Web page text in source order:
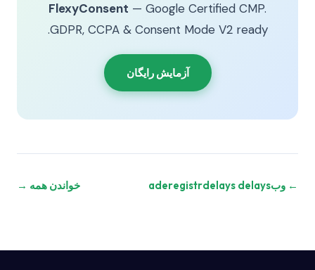
FlexyConsent — Google Certified CMP.
GDPR, CCPA & Consent Mode V2 ready.
آزمایش رایگان
← وبaderegistrdelays delays خواندن همه →